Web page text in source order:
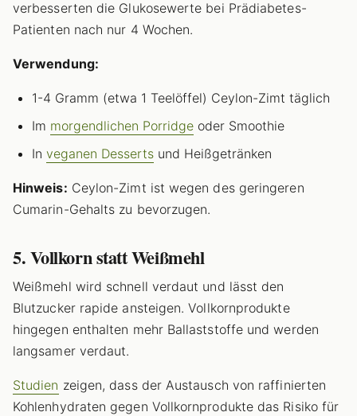
verbesserten die Glukosewerte bei Prädiabetes-
Patienten nach nur 4 Wochen.
Verwendung:
1-4 Gramm (etwa 1 Teelöffel) Ceylon-Zimt täglich
Im morgendlichen Porridge oder Smoothie
In veganen Desserts und Heißgetränken
Hinweis: Ceylon-Zimt ist wegen des geringeren
Cumarin-Gehalts zu bevorzugen.
5. Vollkorn statt Weißmehl
Weißmehl wird schnell verdaut und lässt den
Blutzucker rapide ansteigen. Vollkornprodukte
hingegen enthalten mehr Ballaststoffe und werden
langsamer verdaut.
Studien zeigen, dass der Austausch von raffinierten
Kohlenhydraten gegen Vollkornprodukte das Risiko für